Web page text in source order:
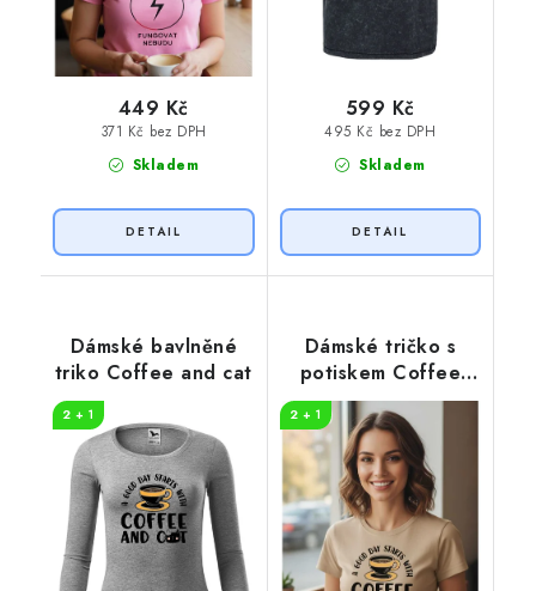
Skladem
371 Kč bez DPH
449 Kč
Skladem
495 Kč bez DPH
599 Kč
Dámské bavlněné
triko Coffee and cat
2 + 1
Dámské tričko s
potiskem Coffee
and cat
2 + 1